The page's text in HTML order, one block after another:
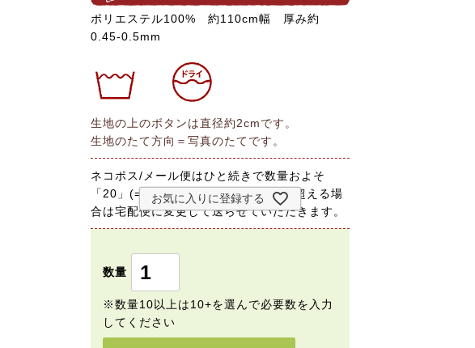
ポリエステル100% 約110cm幅 厚み約
0.45-0.5mm
生地の上のボタンは直径約2cmです。
生地のたて方向＝写真のたてです。
ネコポス/メール便はひと続きで数量およそ
「20」(=200cm)までです。規定量を超える場
合は宅配便に変更して送らせていただきます。
お気に入りに登録する